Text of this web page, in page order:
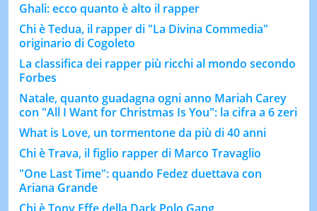
Ghali: ecco quanto è alto il rapper
Chi è Tedua, il rapper di "La Divina Commedia"
originario di Cogoleto
La classifica dei rapper più ricchi al mondo secondo
Forbes
Natale, quanto guadagna ogni anno Mariah Carey
con "All I Want for Christmas Is You": la cifra a 6 zeri
What is Love, un tormentone da più di 40 anni
Chi è Trava, il figlio rapper di Marco Travaglio
"One Last Time": quando Fedez duettava con
Ariana Grande